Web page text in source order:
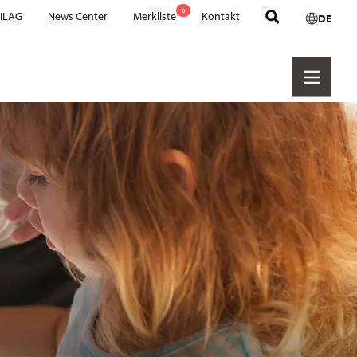
News Center Merkliste 0 Kontakt DE